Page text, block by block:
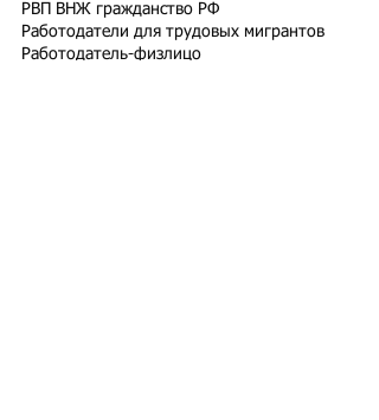
РВП ВНЖ гражданство РФ
Работодатели для трудовых мигрантов
Работодатель-физлицо